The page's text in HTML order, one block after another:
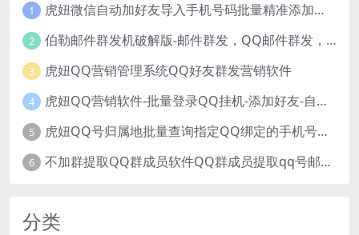
1 虎妞微信自动加好友导入手机号码批量精准添加客户售营销软件微商工具
2 伯勒邮件群发机破解版-邮件群发，QQ邮件群发，邮件群发软件，伯乐邮件群发工具，邮件群发器
3 虎妞QQ营销管理系统QQ好友群发营销软件
4 虎妞QQ营销软件-批量登录QQ挂机-添加好友-自动加群-群发消息-临时会话
5 虎妞QQ号归属地批量查询指定QQ绑定的手机号软件
6 不加群提取QQ群成员软件QQ群成员提取qq号邮箱软件
分类